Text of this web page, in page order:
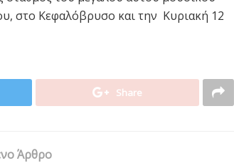
στο Κεφαλόβρυσο και την Κυριακή 12
Share
Άρθρο